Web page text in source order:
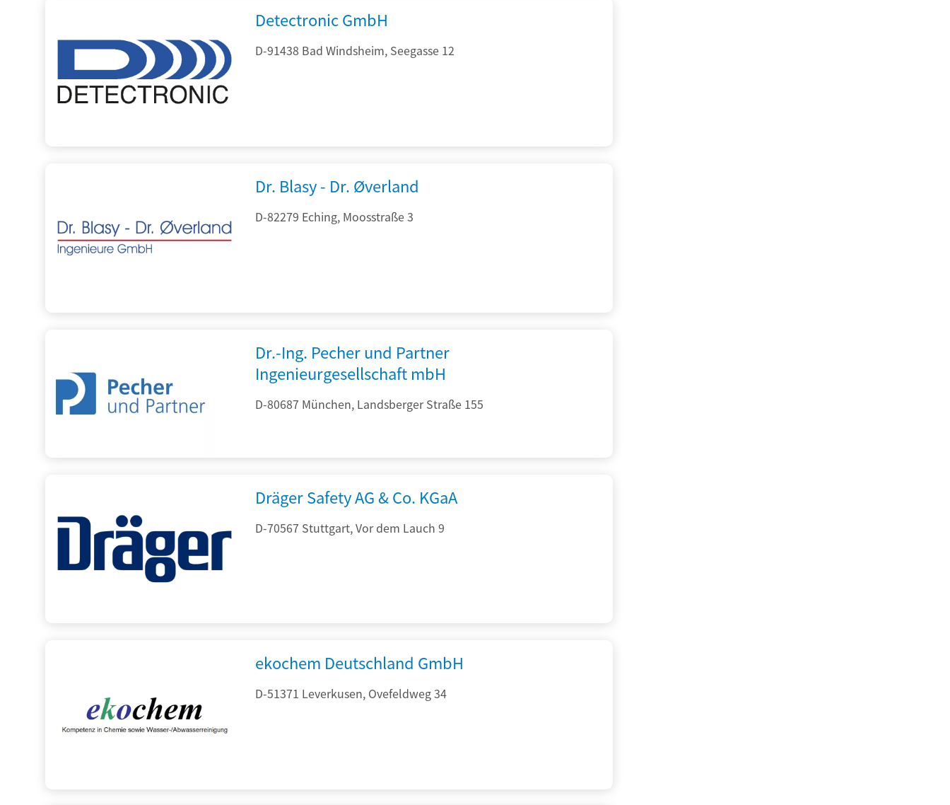
Detectronic GmbH
D-91438 Bad Windsheim, Seegasse 12
Dr. Blasy - Dr. Øverland
D-82279 Eching, Moosstraße 3
Dr.-Ing. Pecher und Partner
Ingenieurgesellschaft mbH
D-80687 München, Landsberger Straße 155
Dräger Safety AG & Co. KGaA
D-70567 Stuttgart, Vor dem Lauch 9
ekochem Deutschland GmbH
D-51371 Leverkusen, Ovefeldweg 34